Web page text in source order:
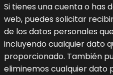
Si tienes una cuenta o has
web, puedes solicitar
de los datos personales
incluyendo cualquier dato
proporcionado. También
eliminemos cualquier dato